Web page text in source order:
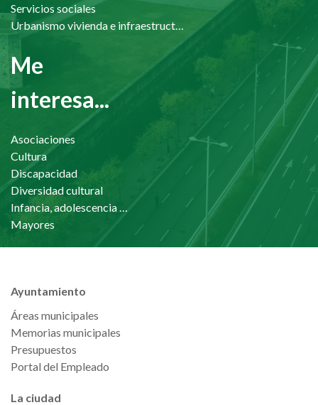
Servicios sociales
Urbanismo vivienda e infraestructuras
Me
interesa...
Asociaciones
Cultura
Discapacidad
Diversidad cultural
Infancia, adolescencia y familia
Mayores
Ayuntamiento
Áreas municipales
Memorias municipales
Presupuestos
Portal del Empleado
La ciudad